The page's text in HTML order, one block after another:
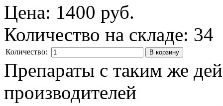
Цена: 1400 руб.
Количество на складе: 34
Количество:
Препараты с таким же
производителей